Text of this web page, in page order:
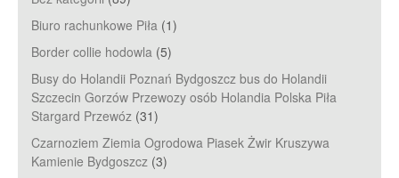
Biuro rachunkowe Piła (1)
Border collie hodowla (5)
Busy do Holandii Poznań Bydgoszcz bus do Holandii
Szczecin Gorzów Przewozy osób Holandia Polska Piła
Stargard Przewóz (31)
Czarnoziem Ziemia Ogrodowa Piasek Żwir Kruszywa
Kamienie Bydgoszcz (3)